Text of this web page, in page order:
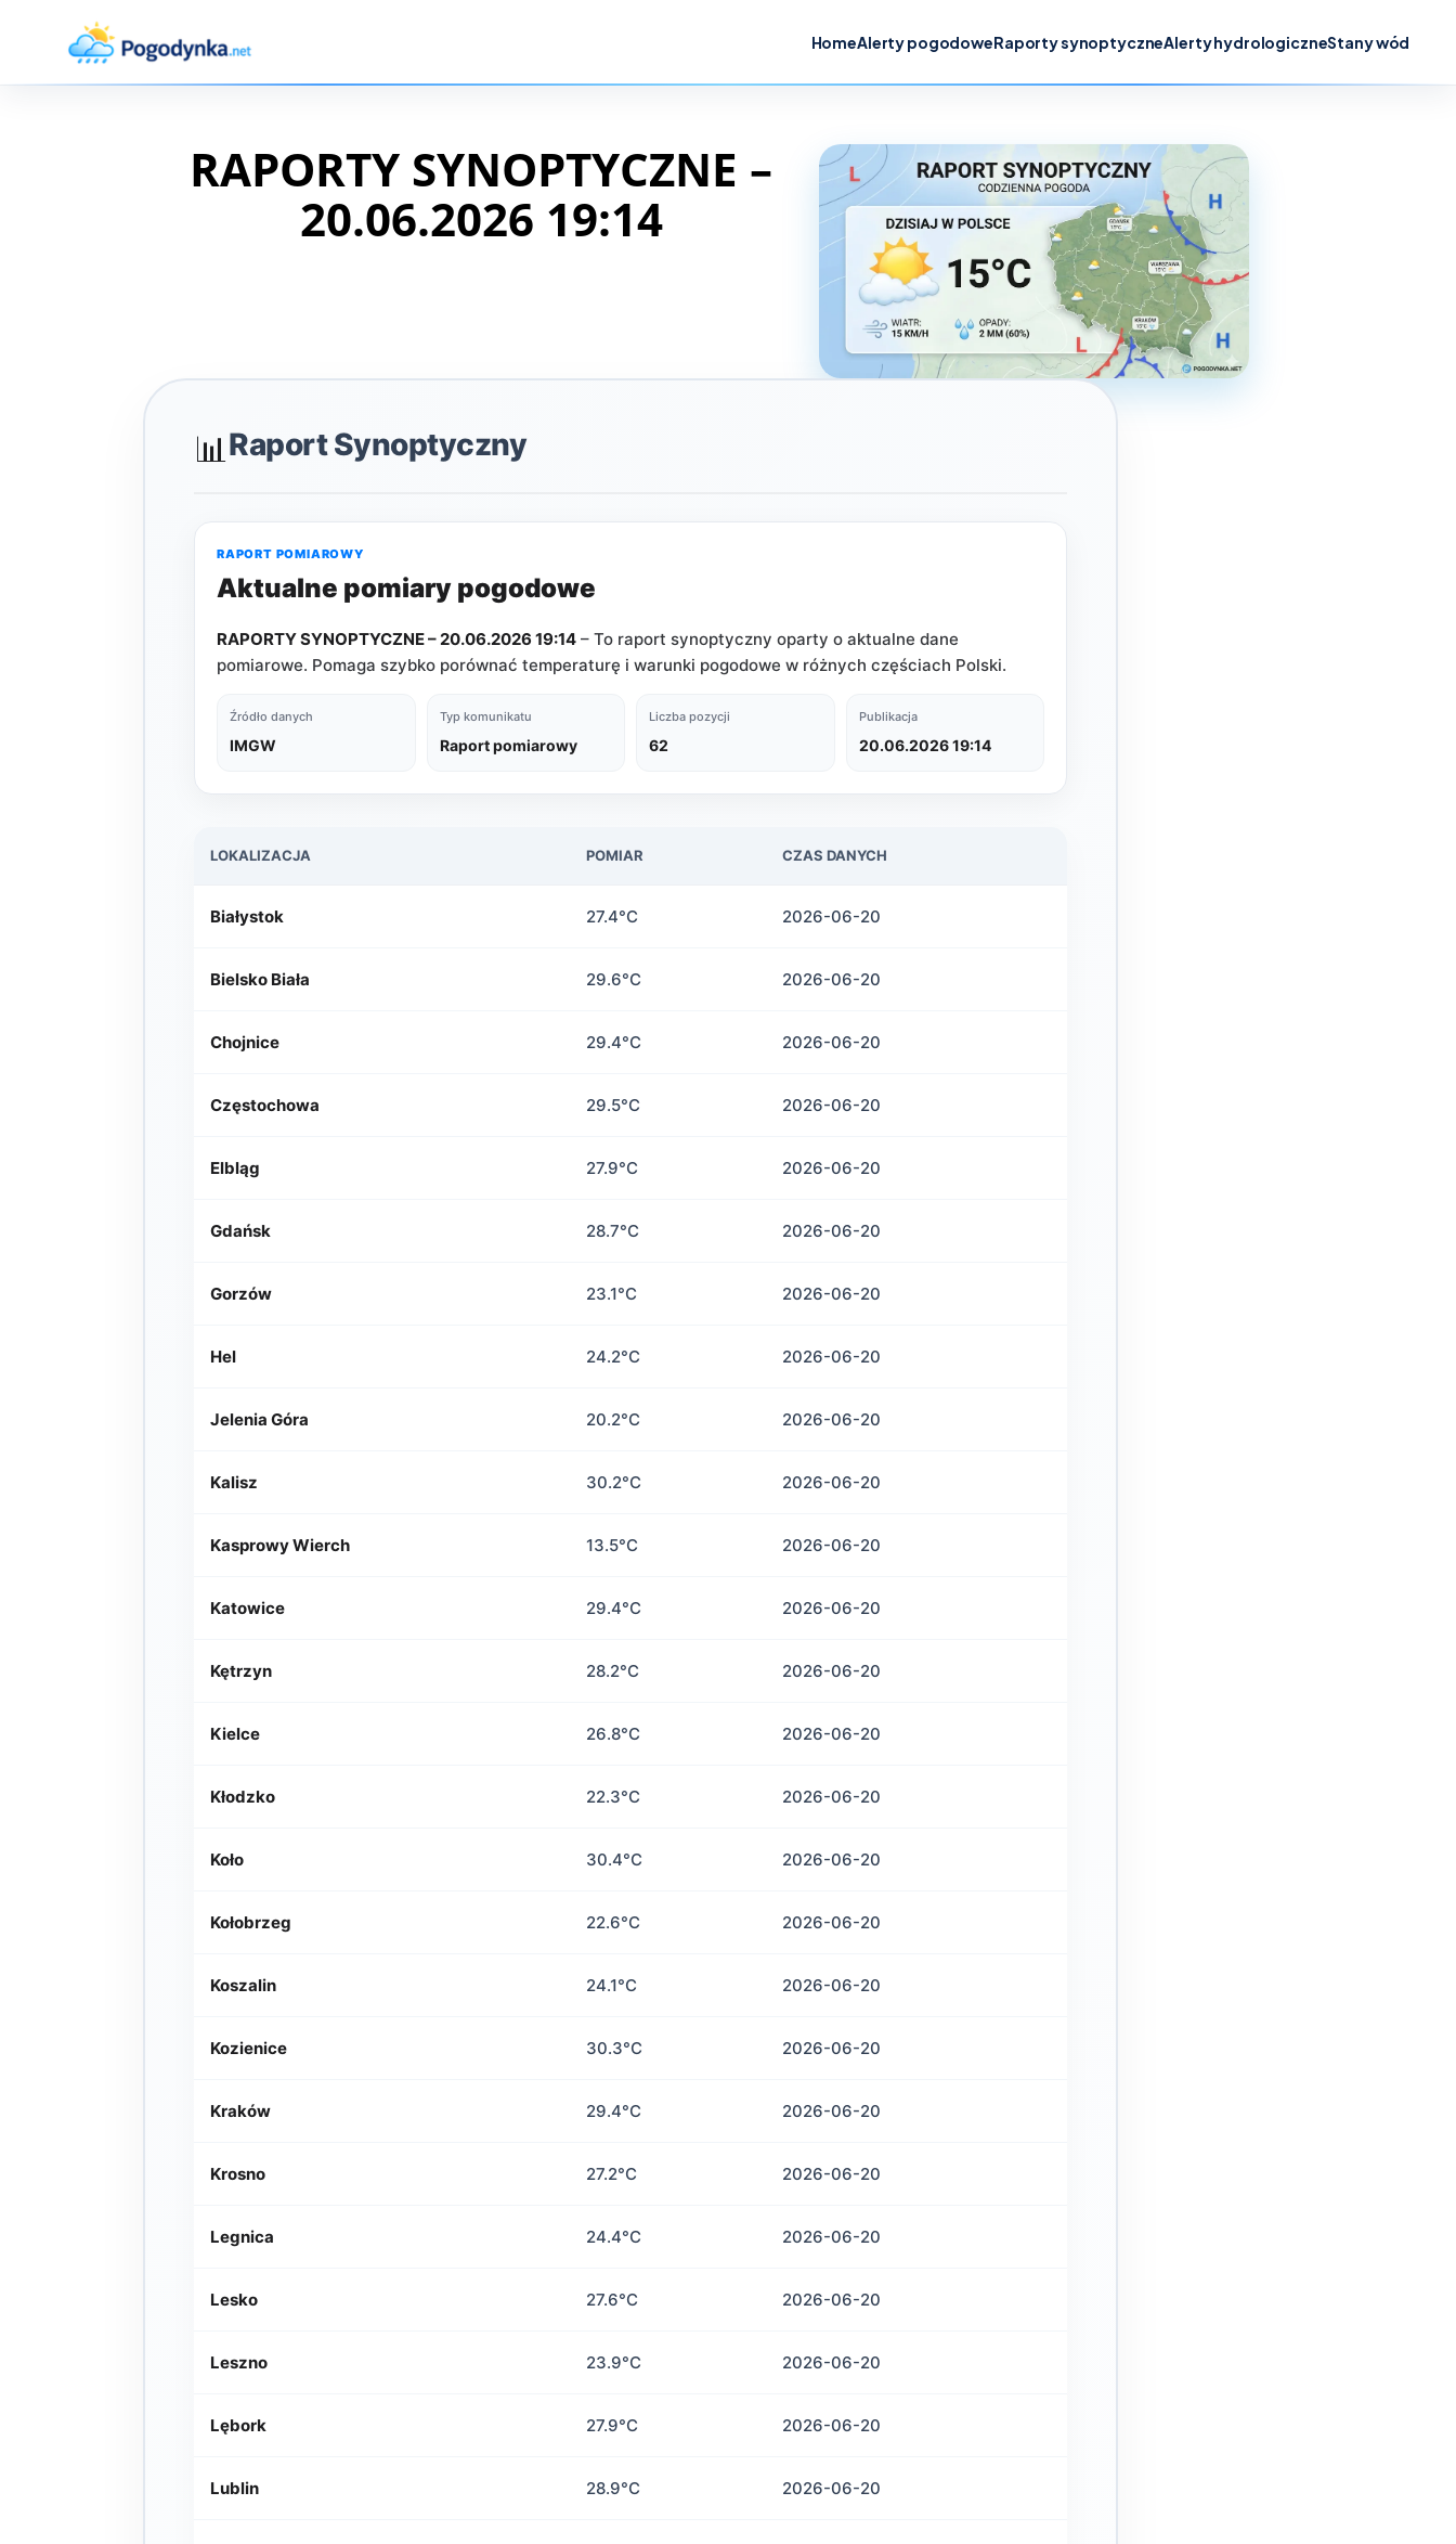
HomeAlerty pogodoweRaporty synoptyczneAlerty hydrologiczneStany wód
RAPORTY SYNOPTYCZNE –
20.06.2026 19:14
📊Raport Synoptyczny
RAPORT POMIAROWY
Aktualne pomiary pogodowe
RAPORTY SYNOPTYCZNE – 20.06.2026 19:14 – To raport synoptyczny oparty o aktualne dane
pomiarowe. Pomaga szybko porównać temperaturę i warunki pogodowe w różnych częściach Polski.
Źródło danych
IMGW
Typ komunikatu
Raport pomiarowy
Liczba pozycji
62
Publikacja
20.06.2026 19:14
LOKALIZACJA POMIAR CZAS DANYCH
Białystok 27.4°C 2026-06-20
Bielsko Biała 29.6°C 2026-06-20
Chojnice 29.4°C 2026-06-20
Częstochowa 29.5°C 2026-06-20
Elbląg 27.9°C 2026-06-20
Gdańsk 28.7°C 2026-06-20
Gorzów 23.1°C 2026-06-20
Hel 24.2°C 2026-06-20
Jelenia Góra 20.2°C 2026-06-20
Kalisz 30.2°C 2026-06-20
Kasprowy Wierch 13.5°C 2026-06-20
Katowice 29.4°C 2026-06-20
Kętrzyn 28.2°C 2026-06-20
Kielce 26.8°C 2026-06-20
Kłodzko 22.3°C 2026-06-20
Koło 30.4°C 2026-06-20
Kołobrzeg 22.6°C 2026-06-20
Koszalin 24.1°C 2026-06-20
Kozienice 30.3°C 2026-06-20
Kraków 29.4°C 2026-06-20
Krosno 27.2°C 2026-06-20
Legnica 24.4°C 2026-06-20
Lesko 27.6°C 2026-06-20
Leszno 23.9°C 2026-06-20
Lębork 27.9°C 2026-06-20
Lublin 28.9°C 2026-06-20